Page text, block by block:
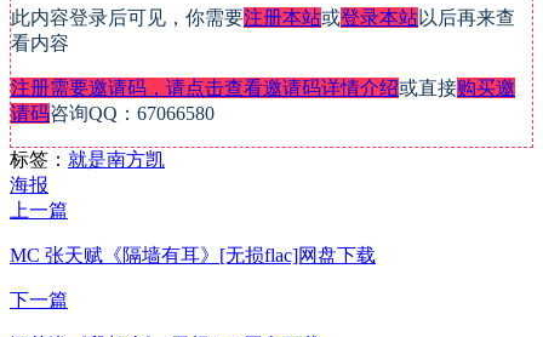
此内容登录后可见，你需要注册本站或登录本站以后再来查
看内容
注册需要邀请码，请点击查看邀请码详情介绍或直接购买邀
请码咨询QQ：67066580
标签： 就是南方凯
海报
上一篇
MC 张天赋《隔墙有耳》[无损flac]网盘下载
下一篇